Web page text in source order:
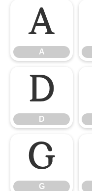
A
A
D
D
G
G